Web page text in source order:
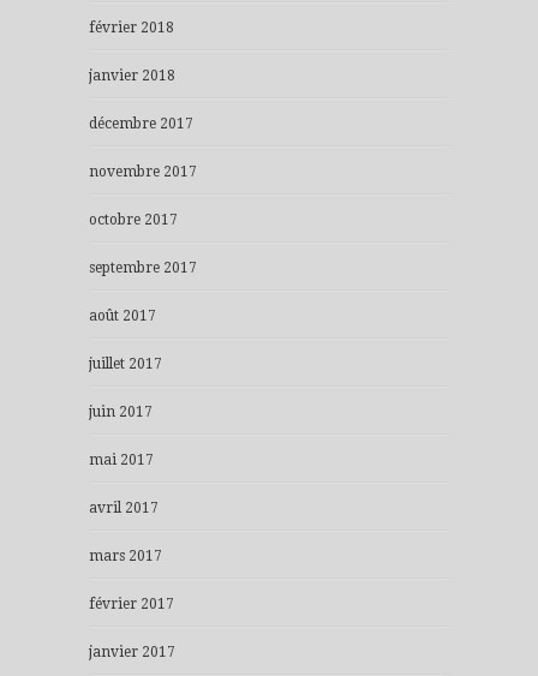
février 2018
janvier 2018
décembre 2017
novembre 2017
octobre 2017
septembre 2017
août 2017
juillet 2017
juin 2017
mai 2017
avril 2017
mars 2017
février 2017
janvier 2017